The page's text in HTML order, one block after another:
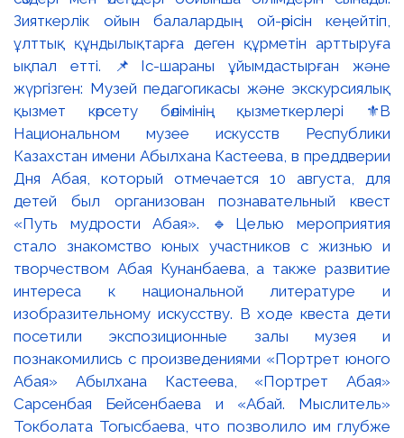
Зияткерлік ойын балалардың ой-өрісін кеңейтіп,
ұлттық құндылықтарға деген құрметін арттыруға
ықпал етті. 📌Іс-шараны ұйымдастырған және
жүргізген: Музей педагогикасы және экскурсиялық
қызмет көрсету бөлімінің қызметкерлері ⚜️В
Национальном музее искусств Республики
Казахстан имени Абылхана Кастеева, в преддверии
Дня Абая, который отмечается 10 августа, для
детей был организован познавательный квест
«Путь мудрости Абая». 🔹Целью мероприятия
стало знакомство юных участников с жизнью и
творчеством Абая Кунанбаева, а также развитие
интереса к национальной литературе и
изобразительному искусству. В ходе квеста дети
посетили экспозиционные залы музея и
познакомились с произведениями «Портрет юного
Абая» Абылхана Кастеева, «Портрет Абая»
Сарсенбая Бейсенбаева и «Абай. Мыслитель»
Токболата Тогысбаева, что позволило им глубже